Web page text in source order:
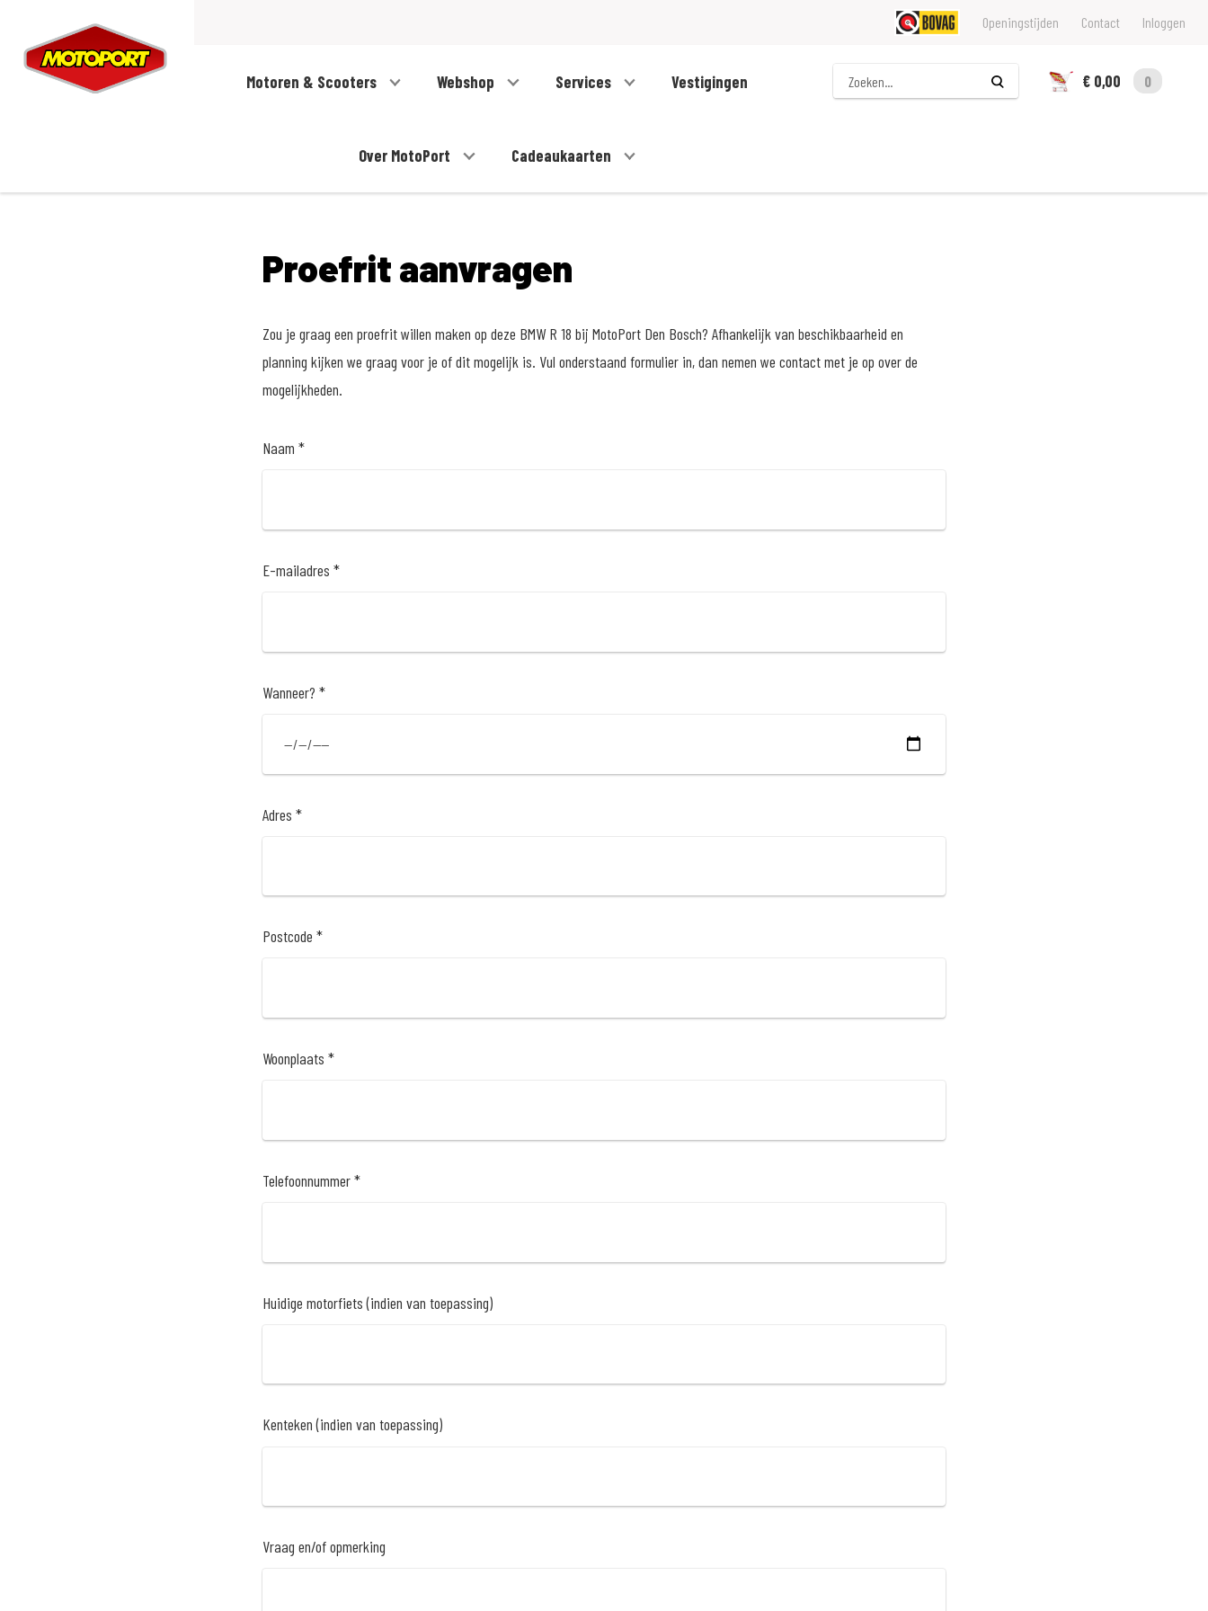
Openingstijden Contact Inloggen
Motoren & Scooters Webshop Services Vestigingen
Over MotoPort Cadeaukaarten
Zoeken
€ 0,00
0
Proefrit aanvragen
Zou je graag een proefrit willen maken op deze BMW R 18 bij MotoPort Den Bosch? Afhankelijk van beschikbaarheid en
planning kijken we graag voor je of dit mogelijk is. Vul onderstaand formulier in, dan nemen we contact met je op over de
mogelijkheden.
Naam *
E-mailadres *
Wanneer? *
Adres *
Postcode *
Woonplaats *
Telefoonnummer *
Huidige motorfiets (indien van toepassing)
Kenteken (indien van toepassing)
Vraag en/of opmerking